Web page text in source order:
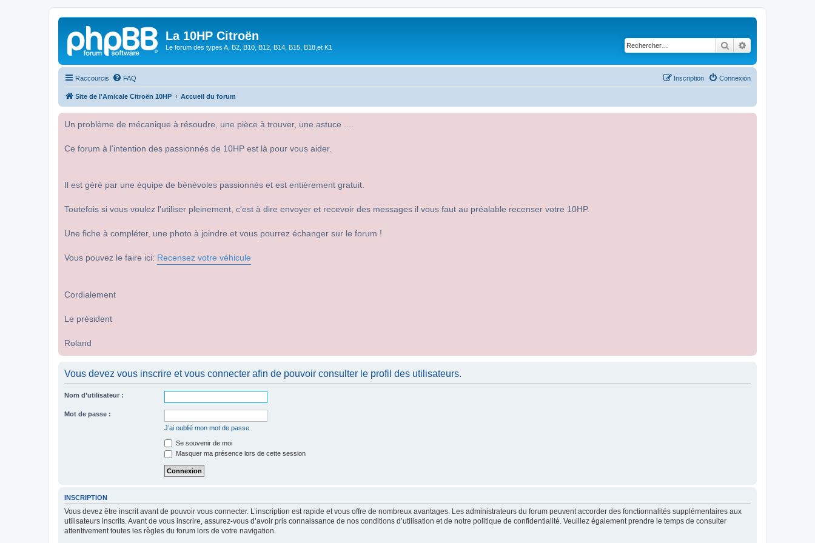
La 10HP Citroën
Le forum des types A, B2, B10, B12, B14, B15, B18,et K1 Rechercher
Raccourcis FAQ Connexion
Inscription
Site de l'Amicale Citroën 10HP Accueil du forum
Un problème de mécanique à résoudre, une pièce à trouver, une astuce ....
Ce forum à l'intention des passionnés de 10HP est là pour vous aider.
Il est géré par une équipe de bénévoles passionnés et est entièrement gratuit.
Toutefois si vous voulez l'utiliser pleinement, c'est à dire envoyer et recevoir des messages il vous faut au préalable recenser votre 10HP.
Une fiche à compléter, une photo à joindre et vous pourrez échanger sur le forum !
Vous pouvez le faire ici: Recensez votre véhicule
Cordialement
Le président
Roland
Vous devez vous inscrire et vous connecter afin de pouvoir consulter le profil des utilisateurs.
Nom d’utilisateur :
Mot de passe :
J’ai oublié mon mot de passe
Se souvenir de moi
Masquer ma présence lors de cette session
INSCRIPTION
Vous devez être inscrit avant de pouvoir vous connecter. L’inscription est rapide et vous offre de nombreux avantages. Les administrateurs du forum peuvent accorder des fonctionnalités supplémentaires aux
utilisateurs inscrits. Avant de vous inscrire, assurez-vous d’avoir pris connaissance de nos conditions d’utilisation et de notre politique de confidentialité. Veuillez également prendre le temps de consulter
attentivement toutes les règles du forum lors de votre navigation.